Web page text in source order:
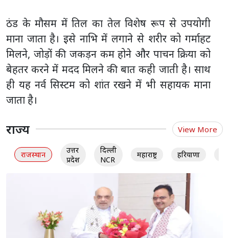
ठंड के मौसम में तिल का तेल विशेष रूप से उपयोगी
माना जाता है। इसे नाभि में लगाने से शरीर को गर्माहट
मिलने, जोड़ों की जकड़न कम होने और पाचन क्रिया को
बेहतर करने में मदद मिलने की बात कही जाती है। साथ
ही यह नर्व सिस्टम को शांत रखने में भी सहायक माना
जाता है।
राज्य View More
राजस्थान
उत्तर
प्रदेश
दिल्ली
NCR
महाराष्ट्र हरियाणा